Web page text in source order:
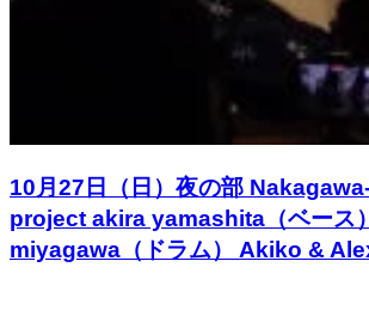
10月27日（日）夜の部
project akira yamashita（ベース
miyagawa（ドラム） Akiko &